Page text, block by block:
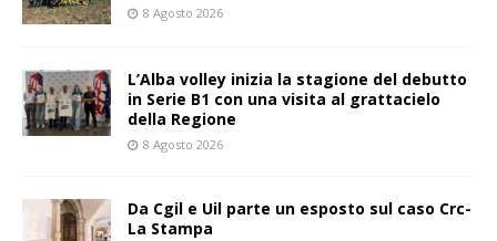
8 Agosto 2026
L’Alba volley inizia la stagione del debutto
in Serie B1 con una visita al grattacielo
della Regione
8 Agosto 2026
Da Cgil e Uil parte un esposto sul caso Crc-
La Stampa